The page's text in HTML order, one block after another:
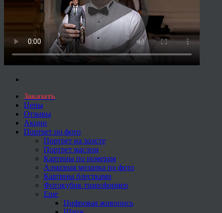
Заказать
Цены
Отзывы
Акции
Портрет по фото
Портрет на холсте
Портрет маслом
Картины по номерам
Алмазная мозаика по фото
Картины блестками
Фотокубик трансформер
Еще
Цифровая живопись